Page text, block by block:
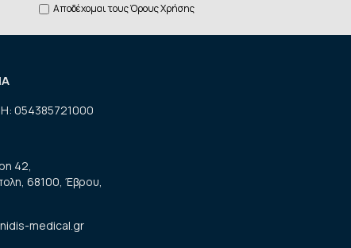
Αποδέχομαι τουςΌρους Χρήσης
054385721000
42,
68100, Έβρου,
medical.gr